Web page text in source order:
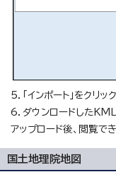
5．「インポート」をクリッ
6．ダウンロードしたKML
アップロード後、閲覧でき
国土地理院地図